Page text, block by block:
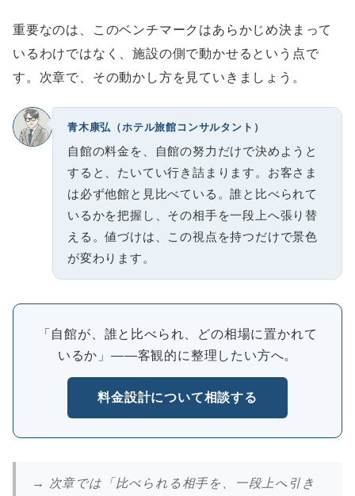
重要なのは、このベンチマークはあらかじめ決まって
いるわけではなく、施設の側で動かせるという点で
す。次章で、その動かし方を見ていきましょう。
青木康弘（ホテル旅館コンサルタント）
自館の料金を、自館の努力だけで決めようと
すると、たいてい行き詰まります。お客さま
は必ず他館と見比べている。誰と比べられて
いるかを把握し、その相手を一段上へ張り替
える。値づけは、この視点を持つだけで景色
が変わります。
「自館が、誰と比べられ、どの相場に置かれて
いるか」――客観的に整理したい方へ。
料金設計について相談する
→ 次章では「比べられる相手を、一段上へ引き